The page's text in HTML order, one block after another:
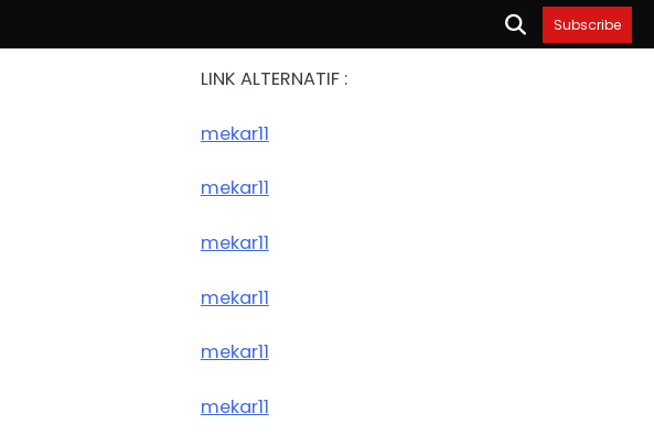
Subscribe
LINK ALTERNATIF :
mekar11
mekar11
mekar11
mekar11
mekar11
mekar11